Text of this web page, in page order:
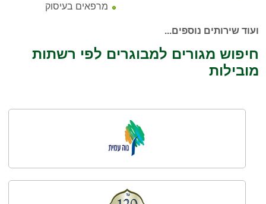
מרפאים בעיסוק
ועוד שירותים נוספים...
חיפוש מגורים למבוגרים לפי רשתות
מובילות